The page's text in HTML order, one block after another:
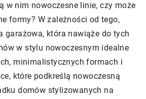
w nim nowoczesne linie, czy może
formy? W zależności od tego,
garażowa, która nawiąże do tych
w stylu nowoczesnym idealne
minimalistycznych formach i
które podkreślą nowoczesną
domów stylizowanych na